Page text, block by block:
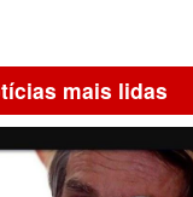
mais lidas